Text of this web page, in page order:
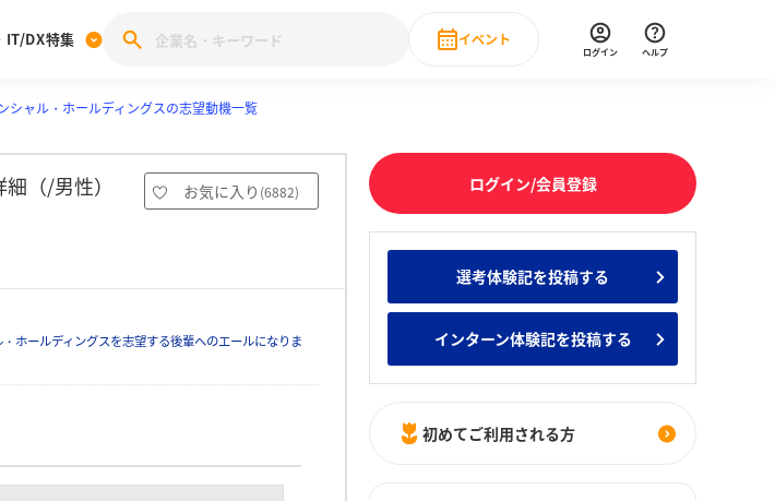
就職ブランド調査
みんなの新卒就職人気企業ランキング みんなのインターン人気企業ランキ
IT/DX特集
集 27卒 注目企業特集
業特集
イベント
直近のイベント一覧
もっと見る
ログイン ヘルプ
シャル・ホールディングスの志望動機一覧
（/男性）
お気に入り (6882)
ホールディングスを志望する後輩へのエールになりま
ログイン/会員登録
選考体験記を投稿する
インターン体験記を投稿する
初めてご利用される方